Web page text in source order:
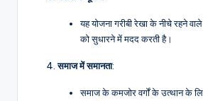
यह योजना गरीबी रेखा के नीचे रहने वाले
को सुधारने में मदद करती है।
समाजमेंसमानता:
समाज के कमजोर वर्गों के उत्थान के